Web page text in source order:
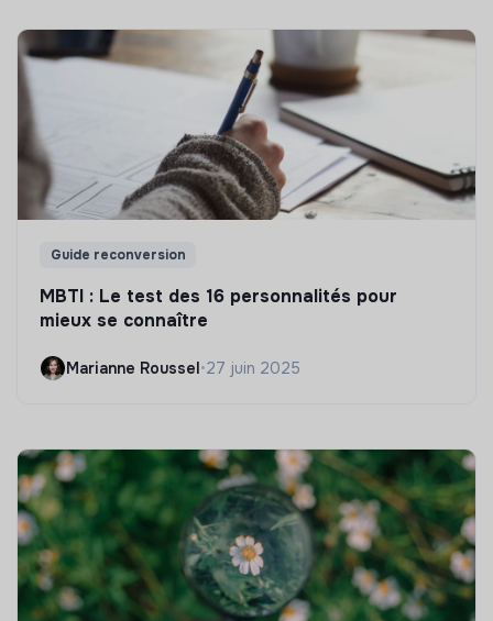
Guide reconversion
MBTI : Le test des 16 personnalités pour
mieux se connaître
Marianne Roussel•27 juin 2025